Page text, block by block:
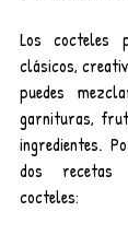
Los cocteles
clásicos,
puedes
garnituras,
ingredientes.
dos recetas
cocteles: